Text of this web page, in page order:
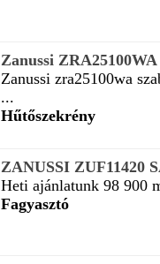
Zanussi
Zanussi zra25100wa
...
Hűtőszekrény
ZANUSSI ZUF11420
Heti ajánlatunk 98 900
Fagyasztó